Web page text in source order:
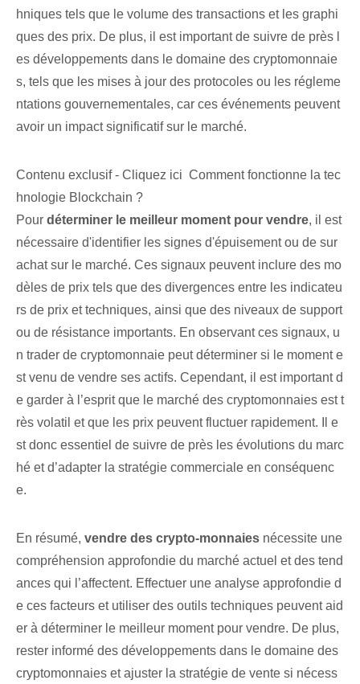
hniques tels que le volume des transactions et les graphi
ques des prix. De plus, il est important de suivre de près l
es développements dans le domaine des cryptomonnaie
s, tels que les mises à jour des protocoles ou les régleme
ntations gouvernementales, car ces événements peuvent
avoir un impact significatif sur le marché.
Contenu exclusif - Cliquez ici Comment fonctionne la tec
hnologie Blockchain ?
Pour déterminer le meilleur moment pour vendre, il est
nécessaire d'identifier les signes d'épuisement ou de sur
achat sur le marché. Ces signaux peuvent inclure des mo
dèles de prix tels que des divergences entre les indicateu
rs de prix et techniques, ainsi que des niveaux de support
ou de résistance importants. En observant ces signaux, u
n trader de cryptomonnaie peut déterminer si le moment e
st venu de vendre ses actifs. Cependant, il est important d
e garder à l’esprit que le marché des cryptomonnaies est t
rès volatil et que les prix peuvent fluctuer rapidement. Il e
st donc essentiel de suivre de près les évolutions du marc
hé et d’adapter la stratégie commerciale en conséquenc
e.
En résumé, vendre des crypto-monnaies nécessite une
compréhension approfondie du marché actuel et des tend
ances qui l’affectent. Effectuer une analyse approfondie d
e ces facteurs et utiliser des outils techniques peuvent aid
er à déterminer le meilleur moment pour vendre. De plus,
rester informé des développements dans le domaine des
cryptomonnaies et ajuster la stratégie de vente si nécess